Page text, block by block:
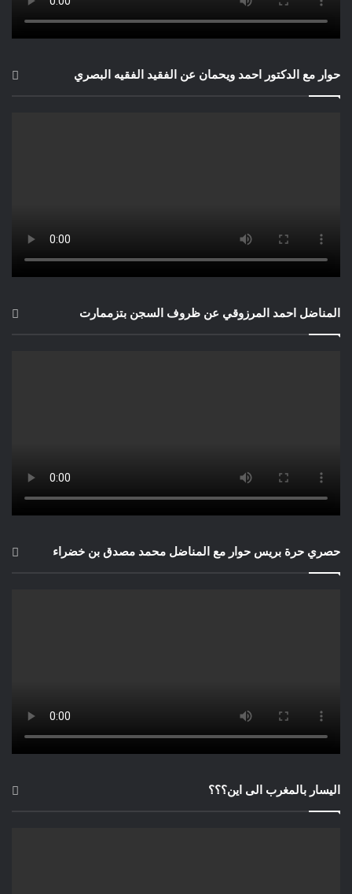
حوار مع الدكتور احمد ويحمان عن الفقيد الفقيه البصري
المناضل احمد المرزوقي عن ظروف السجن بتزممارت
حصري حرة بريس حوار مع المناضل محمد مصدق بن خضراء
اليسار بالمغرب الى اين؟؟؟